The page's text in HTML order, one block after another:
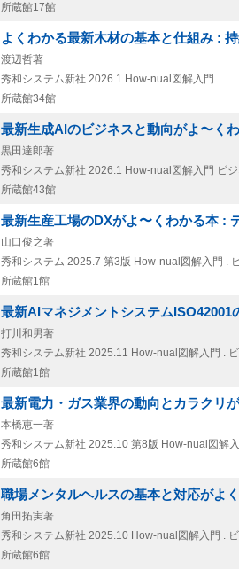
所蔵館17館
よくわかる最新木材の基本と仕組み :
渡辺哲著
秀和システム新社 2026.1 How-nual図解入門
所蔵館34館
最新生成AIのビジネスと動向がよ〜く
黒田達郎著
秀和システム新社 2026.1 How-nual図解入門 ビ
所蔵館43館
最新生産工場のDXがよ〜くわかる本 :
山口俊之著
秀和システム 2025.7 第3版 How-nual図解入門 .
所蔵館1館
最新AIマネジメントシステム
打川和男著
秀和システム新社 2025.11 How-nual図解入門 .
所蔵館1館
最新電力・ガス業界の動向とカラクリ
本橋恵一著
秀和システム新社 2025.10 第8版 How-nual図解
所蔵館6館
職場メンタルヘルスの基本と対応がよ
角田拓実著
秀和システム新社 2025.10 How-nual図解入門 .
所蔵館6館